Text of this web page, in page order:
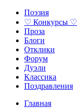
Поэзия
♡ Конкурсы ♡
Проза
Блоги
Отклики
Форум
Дуэли
Классика
Поздравления
Главная